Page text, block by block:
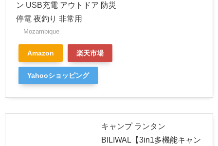
ン USB充電 アウトドア 防災
停電 夜釣り 非常用
Mozambique
Amazon 楽天市場
Yahooショッピング
キャンプ ランタン
BILIWAL【3in1多機能キャン